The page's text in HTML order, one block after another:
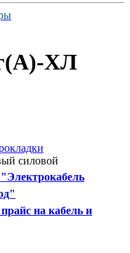
ХЛ
силовой
на кабель и